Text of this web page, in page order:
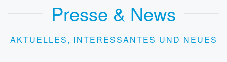
Presse & News
AKTUELLES, INTERESSANTES UND NEUES